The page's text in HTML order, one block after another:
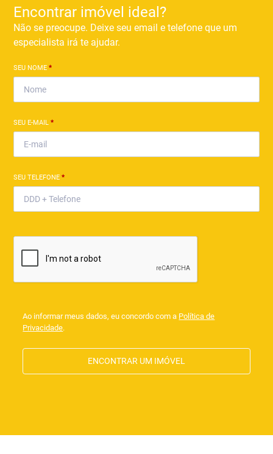
Encontrar imóvel ideal?
Não se preocupe. Deixe seu email e telefone que um
especialista irá te ajudar.
SEU NOME*
SEU E-MAIL*
SEU TELEFONE*
Ao informar meus dados, eu concordo com a Política de
Privacidade.
ENCONTRAR UM IMÓVEL